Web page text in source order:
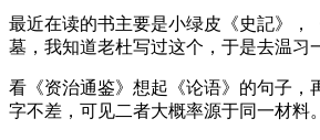
最近在读的书主要是小绿皮《史記》，
墓，我知道老杜写过这个，于是去温习
看《资治通鉴》想起《论语》的句子，
字不差，可见二者大概率源于同一材料。